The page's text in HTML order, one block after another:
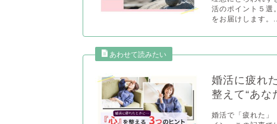
活のポイント５選
をお届けします。
婚活に疲れ
整えて“あな
婚活で「疲れた」